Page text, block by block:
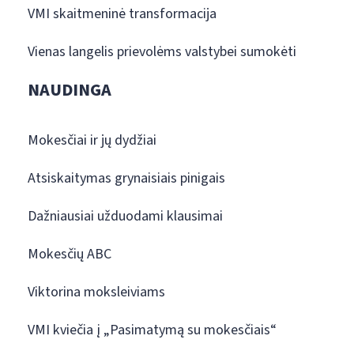
VMI skaitmeninė transformacija
Vienas langelis prievolėms valstybei sumokėti
NAUDINGA
Mokesčiai ir jų dydžiai
Atsiskaitymas grynaisiais pinigais
Dažniausiai užduodami klausimai
Mokesčių ABC
Viktorina moksleiviams
VMI kviečia į „Pasimatymą su mokesčiais“